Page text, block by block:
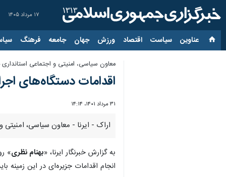
۱۷ مرداد ۱۴۰۵
عناوین‌ سیاست اقتصاد ورزش جهان جامعه فرهنگ
معاون سیاسی، امنیتی و اجتماعی
اقدامات دستگاه‌های
۳۱ مرداد ۱۴۰۱، ۱۴:۱۴
اراک - ایرنا - معاون سیاسی،
به گزارش خبرنگار ایرنا، «بهنام نظری»
انجام اقدامات جزیره‌ای در این زمینه